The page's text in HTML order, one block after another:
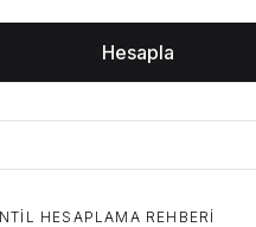
Hesapla
HESAPLAMA REHBERI